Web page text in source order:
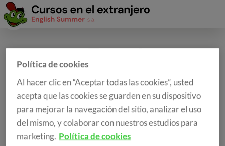
Política de cookies
Al hacer clic en “Aceptar todas las cookies”, usted
acepta que las cookies se guarden en su dispositivo
para mejorar la navegación del sitio, analizar el uso
del mismo, y colaborar con nuestros estudios para
marketing. Política de cookies